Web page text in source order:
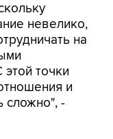
невелико,
на
точки
и
сложно", -